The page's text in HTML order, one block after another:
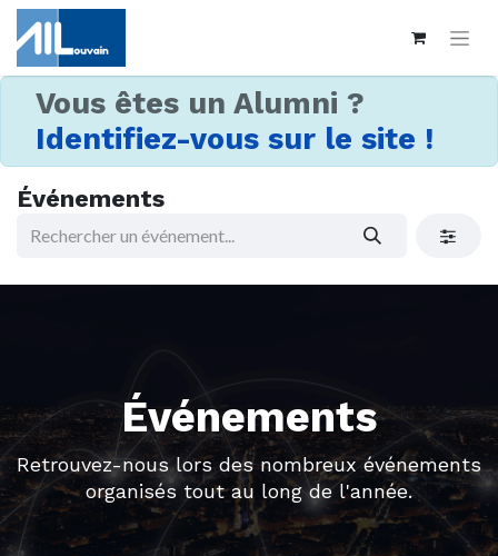
Vous êtes un Alumni ?
Identifiez-vous sur le site !
Événements
Événements
Retrouvez-nous lors des nombreux événements
organisés tout au long de l'année.